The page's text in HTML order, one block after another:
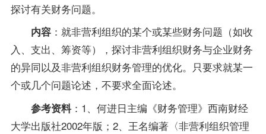
探讨有关财务问题。
内容：就非营利组织的某个或某些财务问题（如收
入、支出、筹资等），探讨非营利组织财务与企业财务
的异同以及非营利组织财务管理的优化。只要求就某一
个或几个问题论述，不要求全面论述。
参考资料：1、何进日主编《财务管理》西南财经
大学出版社2002年版；2、王名编著〈非营利组织管理